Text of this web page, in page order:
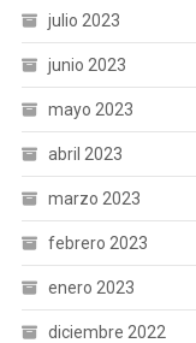
julio 2023
junio 2023
mayo 2023
abril 2023
marzo 2023
febrero 2023
enero 2023
diciembre 2022